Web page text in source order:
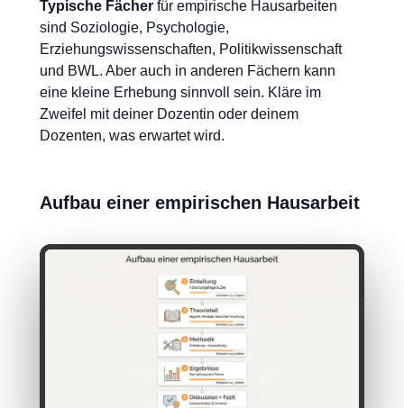
Typische Fächer für empirische Hausarbeiten
sind Soziologie, Psychologie,
Erziehungswissenschaften, Politikwissenschaft
und BWL. Aber auch in anderen Fächern kann
eine kleine Erhebung sinnvoll sein. Kläre im
Zweifel mit deiner Dozentin oder deinem
Dozenten, was erwartet wird.
Aufbau einer empirischen Hausarbeit